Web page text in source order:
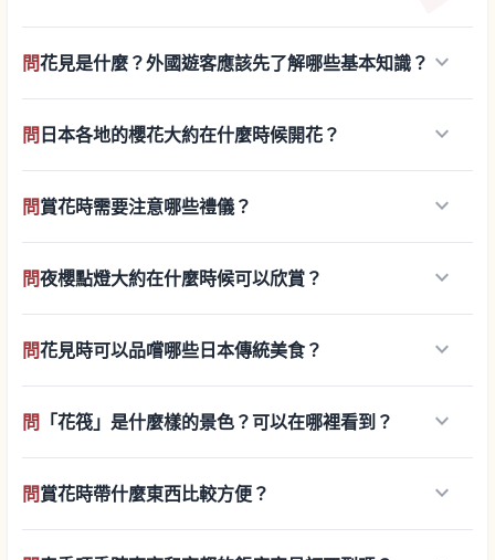
問花見是什麼？外國遊客應該先了解哪些基本知識？ keyboard_arrow_down
問 日本各地的櫻花大約在什麼時候開花？ keyboard_arrow_down
問賞花時需要注意哪些禮儀？ keyboard_arrow_down
問夜櫻點燈大約在什麼時候可以欣賞？ keyboard_arrow_down
問花見時可以品嚐哪些日本傳統美食？ keyboard_arrow_down
問 「花筏」是什麼樣的景色？可以在哪裡看到？ keyboard_arrow_down
問賞花時帶什麼東西比較方便？ keyboard_arrow_down